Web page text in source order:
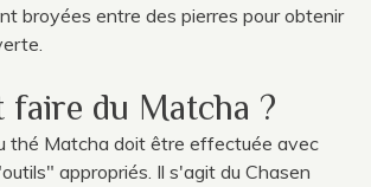
broyées entre des pierres pour obtenir
faire du Matcha ?
thé Matcha doit être effectuée avec
appropriés. Il s'agit du Chasen